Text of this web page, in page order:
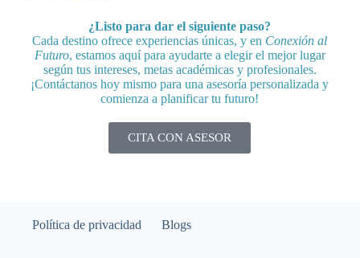
¿Listo para dar el siguiente paso?
Cada destino ofrece experiencias únicas, y en Conexión al
Futuro, estamos aquí para ayudarte a elegir el mejor lugar
según tus intereses, metas académicas y profesionales.
¡Contáctanos hoy mismo para una asesoría personalizada y
comienza a planificar tu futuro!
CITA CON ASESOR
Política de privacidad Blogs